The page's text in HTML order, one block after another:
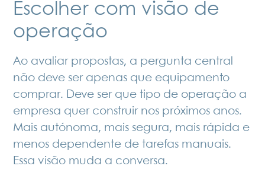
Escolher com visão de
operação
Ao avaliar propostas, a pergunta central
não deve ser apenas que equipamento
comprar. Deve ser que tipo de operação a
empresa quer construir nos próximos anos.
Mais autónoma, mais segura, mais rápida e
menos dependente de tarefas manuais.
Essa visão muda a conversa.